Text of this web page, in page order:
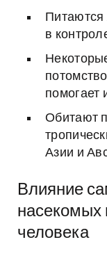
Питаются
в
помогает
Обитают
Азии и
Влияние
насекомых
человека